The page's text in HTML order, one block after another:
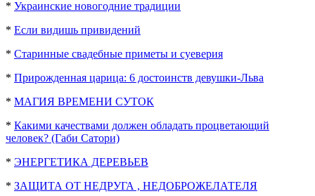
* Украинские новогодние традиции
* Если видишь привидений
* Старинные свадебные приметы и суеверия
* Прирожденная царица: 6 достоинств девушки-Льва
* МАГИЯ ВРЕМЕНИ СУТОК
* Какими качествами должен обладать процветающий
человек? (Габи Сатори)
* ЭНЕРГЕТИКА ДЕРЕВЬЕВ
* ЗАЩИТА ОТ НЕДРУГА , НЕДОБРОЖЕЛАТЕЛЯ